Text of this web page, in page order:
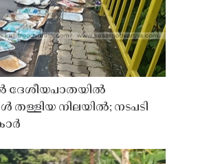
ദേശീയപാതയിൽ
നിലയിൽ; നടപടി